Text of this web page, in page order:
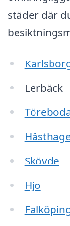
städer där
Lerbäck
Töreboda
Skövde
Hjo
Falköping